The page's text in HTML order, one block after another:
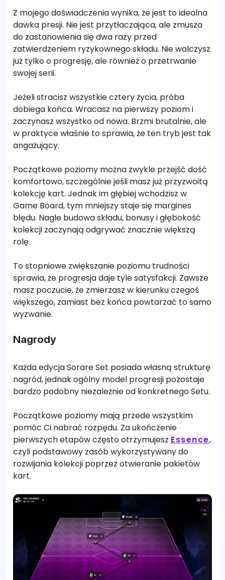
Z mojego doświadczenia wynika, że jest to idealna
dawka presji. Nie jest przytłaczająca, ale zmusza
do zastanowienia się dwa razy przed
zatwierdzeniem ryzykownego składu. Nie walczysz
już tylko o progresję, ale również o przetrwanie
swojej serii.
Jeżeli stracisz wszystkie cztery życia, próba
dobiega końca. Wracasz na pierwszy poziom i
zaczynasz wszystko od nowa. Brzmi brutalnie, ale
w praktyce właśnie to sprawia, że ten tryb jest tak
angażujący.
Początkowe poziomy można zwykle przejść dość
komfortowo, szczególnie jeśli masz już przyzwoitą
kolekcję kart. Jednak im głębiej wchodzisz w
Game Board, tym mniejszy staje się margines
błędu. Nagle budowa składu, bonusy i głębokość
kolekcji zaczynają odgrywać znacznie większą
rolę.
To stopniowe zwiększanie poziomu trudności
sprawia, że progresja daje tyle satysfakcji. Zawsze
masz poczucie, że zmierzasz w kierunku czegoś
większego, zamiast bez końca powtarzać to samo
wyzwanie.
Nagrody
Każda edycja Sorare Set posiada własną strukturę
nagród, jednak ogólny model progresji pozostaje
bardzo podobny niezależnie od konkretnego Setu.
Początkowe poziomy mają przede wszystkim
pomóc Ci nabrać rozpędu. Za ukończenie
pierwszych etapów często otrzymujesz Essence,
czyli podstawowy zasób wykorzystywany do
rozwijania kolekcji poprzez otwieranie pakietów
kart.